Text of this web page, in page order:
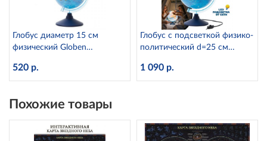
Глобус диаметр 15 см
физический Globen
520 р.
Глобус с подсветкой физико-
политический d=25 см
1 090 р.
Похожие товары